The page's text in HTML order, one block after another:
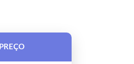
PREÇO